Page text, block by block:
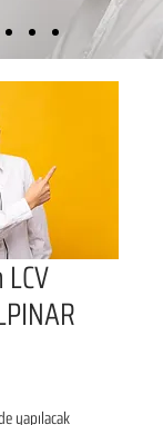
yapılacak